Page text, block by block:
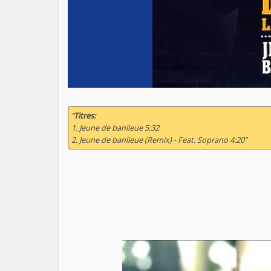
“Titres:
1. Jeune de banlieue 5:32
2. Jeune de banlieue (Remix) - Feat. Soprano 4:20”